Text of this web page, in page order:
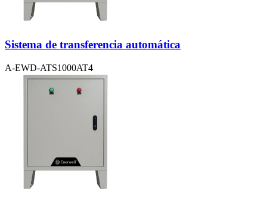
Sistema de transferencia automática
A-EWD-ATS1000AT4